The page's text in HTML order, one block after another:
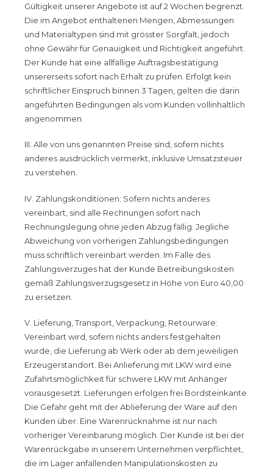
Gültigkeit unserer Angebote ist auf 2 Wochen begrenzt.
Die im Angebot enthaltenen Mengen, Abmessungen
und Materialtypen sind mit grösster Sorgfalt, jedoch
ohne Gewähr für Genauigkeit und Richtigkeit angeführt.
Der Kunde hat eine allfällige Auftragsbestätigung
unsererseits sofort nach Erhalt zu prüfen. Erfolgt kein
schriftlicher Einspruch binnen 3 Tagen, gelten die darin
angeführten Bedingungen als vom Kunden vollinhaltlich
angenommen.
III. Alle von uns genannten Preise sind, sofern nichts
anderes ausdrücklich vermerkt, inklusive Umsatzsteuer
zu verstehen.
IV. Zahlungskonditionen: Sofern nichts anderes
vereinbart, sind alle Rechnungen sofort nach
Rechnungslegung ohne jeden Abzug fällig. Jegliche
Abweichung von vorherigen Zahlungsbedingungen
muss schriftlich vereinbart werden. Im Falle des
Zahlungsverzuges hat der Kunde Betreibungskosten
gemäß Zahlungsverzugsgesetz in Höhe von Euro 40,00
zu ersetzen.
V. Lieferung, Transport, Verpackung, Retourware:
Vereinbart wird, sofern nichts anders festgehalten
wurde, die Lieferung ab Werk oder ab dem jeweiligen
Erzeugerstandort. Bei Anlieferung mit LKW wird eine
Zufahrtsmöglichkeit für schwere LKW mit Anhänger
vorausgesetzt. Lieferungen erfolgen frei Bordsteinkante.
Die Gefahr geht mit der Ablieferung der Ware auf den
Kunden über. Eine Warenrücknahme ist nur nach
vorheriger Vereinbarung möglich. Der Kunde ist bei der
Warenrückgabe in unserem Unternehmen verpflichtet,
die im Lager anfallenden Manipulationskosten zu